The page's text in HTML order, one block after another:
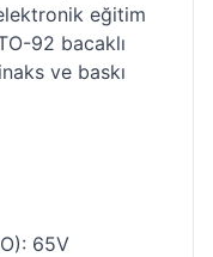
eğitim
92 bacaklı
ve baskı
65V